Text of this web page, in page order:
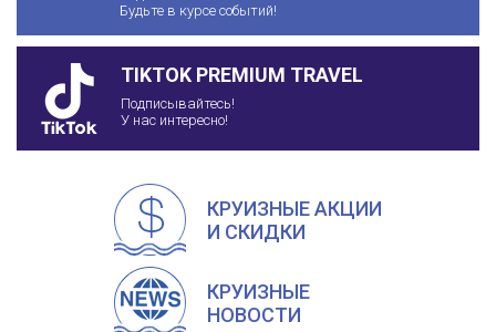
Будьте в курсе событий!
TIKTOK PREMIUM TRAVEL
Подписывайтесь!
У нас интересно!
КРУИЗНЫЕ АКЦИИ
И СКИДКИ
КРУИЗНЫЕ
НОВОСТИ